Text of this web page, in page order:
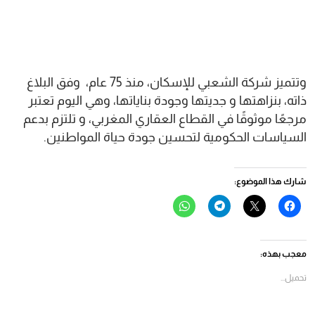
وتتميز شركة الشعبي للإسكان، منذ 75 عام، وفق البلاغ
ذاته، بنزاهتها و جديتها وجودة بناياتها، وهي اليوم تعتبر
مرجعًا موثوقًا في القطاع العقاري المغربي، و تلتزم بدعم
السياسات الحكومية لتحسين جودة حياة المواطنين.
شارك هذا الموضوع:
انقر
للمشاركة
(فتح
في
نافذة
النقر
للمشاركة
انقر
للمشاركة
انقر
للمشاركة
معجب بهذه:
تحميل...